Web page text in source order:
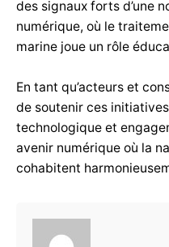
des signaux forts d’une
numérique, où le
marine joue un rôle
En tant qu’acteurs et
de soutenir ces
technologique et
avenir numérique où la
cohabitent